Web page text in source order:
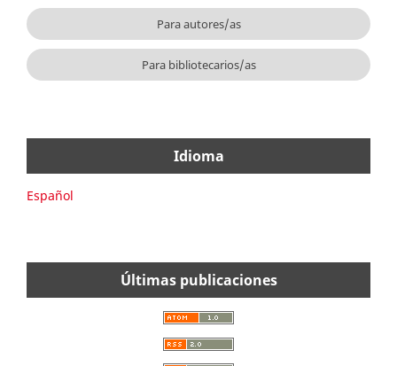
Para autores/as
Para bibliotecarios/as
Idioma
Español
Últimas publicaciones